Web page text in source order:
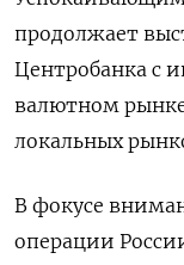
продолжает
Центробанка с
валютном
локальных
В фокусе
операции